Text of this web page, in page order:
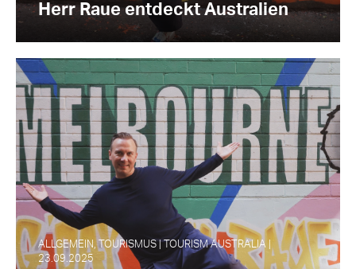
Herr Raue entdeckt Australien
ALLGEMEIN, TOURISMUS | TOURISM AUSTRALIA |
23.09.2025